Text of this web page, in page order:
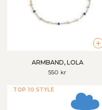
+
ARMBAND, LOLA
550 kr
TOP 10 STYLE